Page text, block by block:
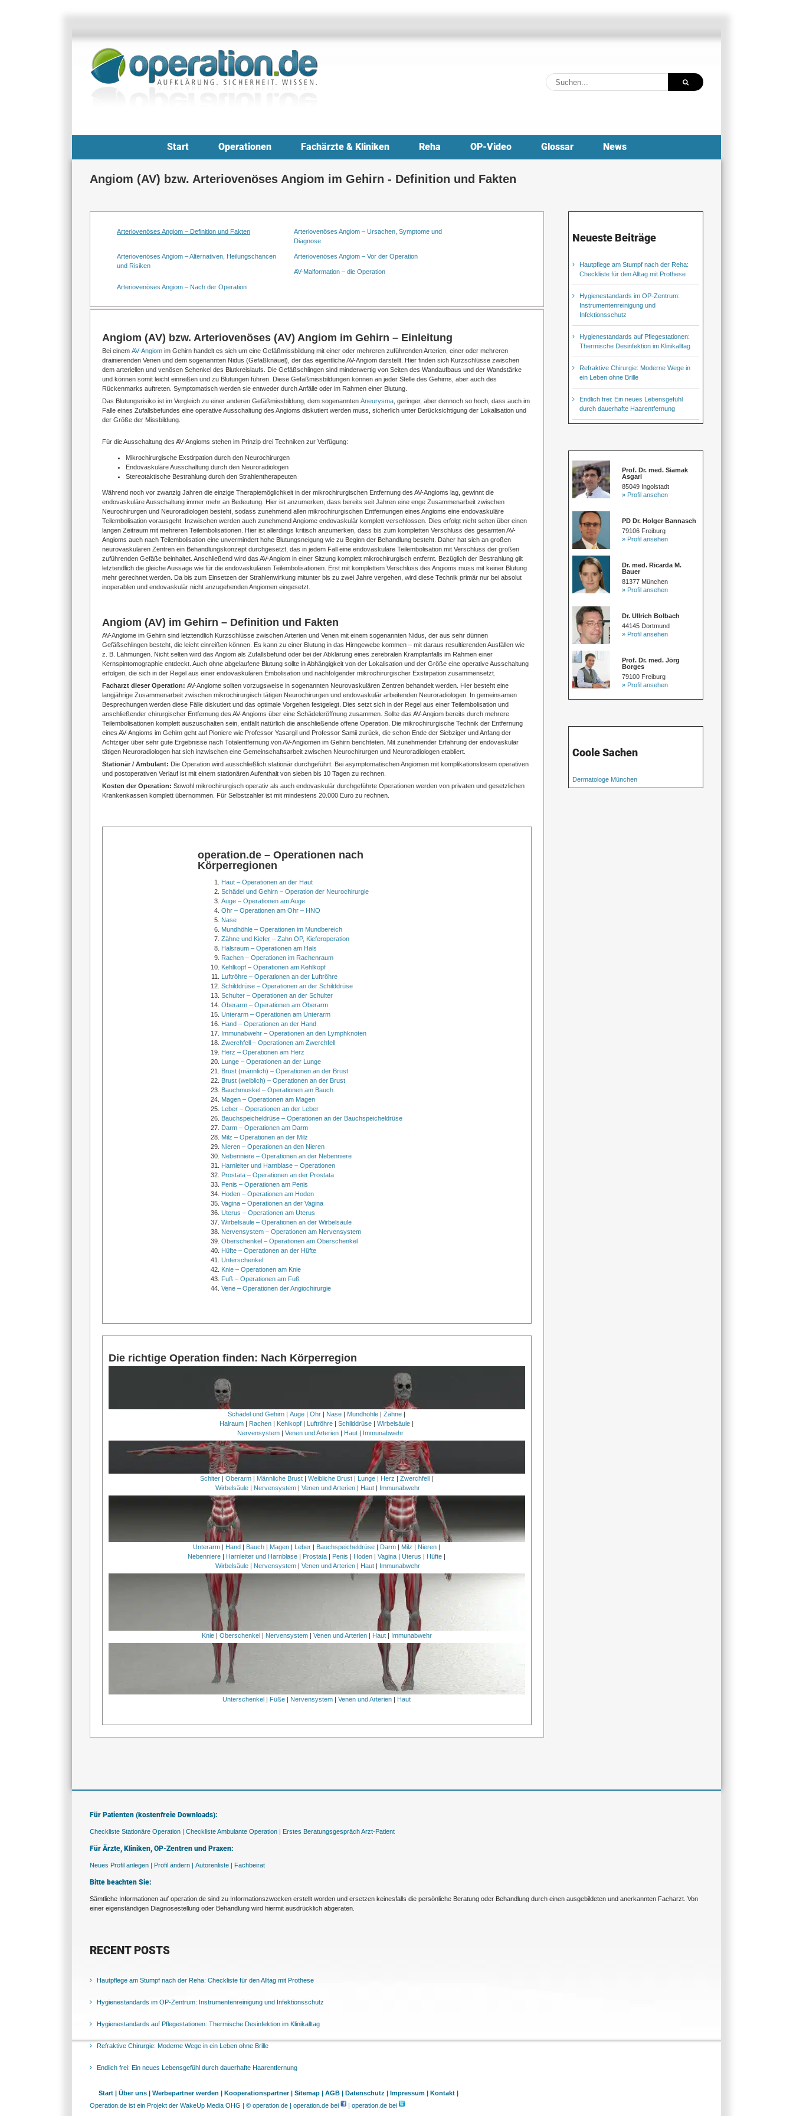
Suche
nach:
Start Operationen Fachärzte & Kliniken Reha OP-Video Glossar News
Angiom (AV) bzw. Arteriovenöses Angiom im Gehirn - Definition und Fakten
Arteriovenöses Angiom – Definition und Fakten
Arteriovenöses Angiom – Ursachen, Symptome und
Diagnose
Arteriovenöses Angiom – Alternativen, Heilungschancen
und Risiken
Arteriovenöses Angiom – Vor der Operation
AV-Malformation – die Operation
Arteriovenöses Angiom – Nach der Operation
Angiom (AV) bzw. Arteriovenöses (AV) Angiom im Gehirn – Einleitung
Bei einem AV-Angiomim Gehirn handelt es sich um eine Gefäßmissbildung mit einer oder mehreren zuführenden Arterien, einer oder mehreren
drainierenden Venen und dem sogenannten Nidus (Gefäßknäuel), der das eigentliche AV-Angiom darstellt. Hier finden sich Kurzschlüsse zwischen
dem arteriellen und venösen Schenkel des Blutkreislaufs. Die Gefäßschlingen sind minderwertig von Seiten des Wandaufbaus und der Wandstärke
und können somit leicht einreißen und zu Blutungen führen. Diese Gefäßmissbildungen können an jeder Stelle des Gehirns, aber auch des
Rückenmarks auftreten. Symptomatisch werden sie entweder durch Anfälle oder im Rahmen einer Blutung.
Das Blutungsrisiko ist im Vergleich zu einer anderen Gefäßmissbildung, dem sogenannten Aneurysma, geringer, aber dennoch so hoch, dass auch im
Falle eines Zufallsbefundes eine operative Ausschaltung des Angioms diskutiert werden muss, sicherlich unter Berücksichtigung der Lokalisation und
der Größe der Missbildung.
Für die Ausschaltung des AV-Angioms stehen im Prinzip drei Techniken zur Verfügung:
Mikrochirurgische Exstirpation durch den Neurochirurgen
Endovaskuläre Ausschaltung durch den Neuroradiologen
Stereotaktische Bestrahlung durch den Strahlentherapeuten
Während noch vor zwanzig Jahren die einzige Therapiemöglichkeit in der mikrochirurgischen Entfernung des AV-Angioms lag, gewinnt die
endovaskuläre Ausschaltung immer mehr an Bedeutung. Hier ist anzumerken, dass bereits seit Jahren eine enge Zusammenarbeit zwischen
Neurochirurgen und Neuroradiologen besteht, sodass zunehmend allen mikrochirurgischen Entfernungen eines Angioms eine endovaskuläre
Teilembolisation vorausgeht. Inzwischen werden auch zunehmend Angiome endovaskulär komplett verschlossen. Dies erfolgt nicht selten über einen
langen Zeitraum mit mehreren Teilembolisationen. Hier ist allerdings kritisch anzumerken, dass bis zum kompletten Verschluss des gesamten AV-
Angioms auch nach Teilembolisation eine unvermindert hohe Blutungsneigung wie zu Beginn der Behandlung besteht. Daher hat sich an großen
neurovaskulären Zentren ein Behandlungskonzept durchgesetzt, das in jedem Fall eine endovaskuläre Teilembolisation mit Verschluss der großen
zuführenden Gefäße beinhaltet. Anschließend wird das AV-Angiom in einer Sitzung komplett mikrochirurgisch entfernt. Bezüglich der Bestrahlung gilt
letztendlich die gleiche Aussage wie für die endovaskulären Teilembolisationen. Erst mit komplettem Verschluss des Angioms muss mit keiner Blutung
mehr gerechnet werden. Da bis zum Einsetzen der Strahlenwirkung mitunter bis zu zwei Jahre vergehen, wird diese Technik primär nur bei absolut
inoperablen und endovaskulär nicht anzugehenden Angiomen eingesetzt.
Angiom (AV) im Gehirn – Definition und Fakten
AV-Angiome im Gehirn sind letztendlich Kurzschlüsse zwischen Arterien und Venen mit einem sogenannten Nidus, der aus sehr dünnen
Gefäßschlingen besteht, die leicht einreißen können. Es kann zu einer Blutung in das Hirngewebe kommen – mit daraus resultierenden Ausfällen wie
z. B. Lähmungen. Nicht selten wird das Angiom als Zufallsbefund oder bei der Abklärung eines zerebralen Krampfanfalls im Rahmen einer
Kernspintomographie entdeckt. Auch ohne abgelaufene Blutung sollte in Abhängigkeit von der Lokalisation und der Größe eine operative Ausschaltung
erfolgen, die sich in der Regel aus einer endovaskulären Embolisation und nachfolgender mikrochirurgischer Exstirpation zusammensetzt.
Facharzt dieser Operation: AV-Angiome sollten vorzugsweise in sogenannten Neurovaskulären Zentren behandelt werden. Hier besteht eine
langjährige Zusammenarbeit zwischen mikrochirurgisch tätigen Neurochirurgen und endovaskulär arbeitenden Neuroradiologen. In gemeinsamen
Besprechungen werden diese Fälle diskutiert und das optimale Vorgehen festgelegt. Dies setzt sich in der Regel aus einer Teilembolisation und
anschließender chirurgischer Entfernung des AV-Angioms über eine Schädeleröffnung zusammen. Sollte das AV-Angiom bereits durch mehrere
Teilembolisationen komplett auszuschalten sein, entfällt natürlich die anschließende offene Operation. Die mikrochirurgische Technik der Entfernung
eines AV-Angioms im Gehirn geht auf Pioniere wie Professor Yasargil und Professor Samii zurück, die schon Ende der Siebziger und Anfang der
Achtziger über sehr gute Ergebnisse nach Totalentfernung von AV-Angiomen im Gehirn berichteten. Mit zunehmender Erfahrung der endovaskulär
tätigen Neuroradiologen hat sich inzwischen eine Gemeinschaftsarbeit zwischen Neurochirurgen und Neuroradiologen etabliert.
Stationär / Ambulant: Die Operation wird ausschließlich stationär durchgeführt. Bei asymptomatischen Angiomen mit komplikationslosem operativen
und postoperativen Verlauf ist mit einem stationären Aufenthalt von sieben bis 10 Tagen zu rechnen.
Kosten der Operation: Sowohl mikrochirurgisch operativ als auch endovaskulär durchgeführte Operationen werden von privaten und gesetzlichen
Krankenkassen komplett übernommen. Für Selbstzahler ist mit mindestens 20.000 Euro zu rechnen.
operation.de – Operationen nach
Körperregionen
Haut – Operationen an der Haut
Schädel und Gehirn – Operation der Neurochirurgie
Auge – Operationen am Auge
Ohr – Operationen am Ohr – HNO
Nase
Mundhöhle – Operationen im Mundbereich
Zähne und Kiefer – Zahn OP, Kieferoperation
Halsraum – Operationen am Hals
Rachen – Operationen im Rachenraum
Kehlkopf – Operationen am Kehlkopf
Luftröhre – Operationen an der Luftröhre
Schilddrüse – Operationen an der Schilddrüse
Schulter – Operationen an der Schulter
Oberarm – Operationen am Oberarm
Unterarm – Operationen am Unterarm
Hand – Operationen an der Hand
Immunabwehr – Operationen an den Lymphknoten
Zwerchfell – Operationen am Zwerchfell
Herz – Operationen am Herz
Lunge – Operationen an der Lunge
Brust (männlich) – Operationen an der Brust
Brust (weiblich) – Operationen an der Brust
Bauchmuskel – Operationen am Bauch
Magen – Operationen am Magen
Leber – Operationen an der Leber
Bauchspeicheldrüse – Operationen an der Bauchspeicheldrüse
Darm – Operationen am Darm
Milz – Operationen an der Milz
Nieren – Operationen an den Nieren
Nebenniere – Operationen an der Nebenniere
Harnleiter und Harnblase – Operationen
Prostata – Operationen an der Prostata
Penis – Operationen am Penis
Hoden – Operationen am Hoden
Vagina – Operationen an der Vagina
Uterus – Operationen am Uterus
Wirbelsäule – Operationen an der Wirbelsäule
Nervensystem – Operationen am Nervensystem
Oberschenkel – Operationen am Oberschenkel
Hüfte – Operationen an der Hüfte
Unterschenkel
Knie – Operationen am Knie
Fuß – Operationen am Fuß
Vene – Operationen der Angiochirurgie
Die richtige Operation finden: Nach Körperregion
Schädel und Gehirn |Auge |Ohr Nase Mundhöhle |Zähne
Halraum
Rachen Kehlkopf Luftröhre |Schilddrüse |Wirbelsäule
Nervensystem| Venen und Arterien| Haut| Immunabwehr
Schlter |Oberarm | Männliche Brust |Weibliche Brust | Lunge | Herz |Zwerchfell |
Wirbelsäule| Nervensystem| Venen und Arterien| Haut| Immunabwehr
Unterarm | Hand | Bauch | Magen | Leber | Bauchspeicheldrüse | Darm | Milz | Nieren |
Nebenniere | Harnleiter und Harnblase | Prostata | Penis | Hoden |Vagina |Uterus | Hüfte |
Wirbelsäule| Nervensystem| Venen und Arterien| Haut| Immunabwehr
Knie| Oberschenkel| Nervensystem| Venen und Arterien| Haut| Immunabwehr
Unterschenkel Füße Nervensystem |Venen und Arterien Haut
Neueste Beiträge
Hautpflege am Stumpf nach der Reha:
Checkliste für den Alltag mit Prothese
Hygienestandards im OP-Zentrum:
Instrumentenreinigung und
Infektionsschutz
Hygienestandards auf Pflegestationen:
Thermische Desinfektion im Klinikalltag
Refraktive Chirurgie: Moderne Wege in
ein Leben ohne Brille
Endlich frei: Ein neues Lebensgefühl
durch dauerhafte Haarentfernung
Prof. Dr. med. Siamak
Asgari
85049 Ingolstadt
» Profil ansehen
PD Dr. Holger Bannasch
79106 Freiburg
» Profil ansehen
Dr. med. Ricarda M.
Bauer
81377 München
» Profil ansehen
Dr. Ullrich Bolbach
44145 Dortmund
» Profil ansehen
Prof. Dr. med. Jörg
Borges
79100 Freiburg
» Profil ansehen
Coole Sachen
Dermatologe München
Für Patienten (kostenfreie Downloads):
Checkliste Stationäre Operation | Checkliste Ambulante Operation | Erstes Beratungsgespräch Arzt-Patient
Für Ärzte, Kliniken, OP-Zentren und Praxen:
Neues Profil anlegen | Profil ändern | Autorenliste | Fachbeirat
Bitte beachten Sie:
Sämtliche Informationen auf operation.de sind zu Informationszwecken erstellt worden und ersetzen keinesfalls die persönliche Beratung oder Behandlung durch einen ausgebildeten und anerkannten Facharzt. Von
einer eigenständigen Diagnosestellung oder Behandlung wird hiermit ausdrücklich abgeraten.
RECENT POSTS
Hautpflege am Stumpf nach der Reha: Checkliste für den Alltag mit Prothese
Hygienestandards im OP-Zentrum: Instrumentenreinigung und Infektionsschutz
Hygienestandards auf Pflegestationen: Thermische Desinfektion im Klinikalltag
Refraktive Chirurgie: Moderne Wege in ein Leben ohne Brille
Endlich frei: Ein neues Lebensgefühl durch dauerhafte Haarentfernung
Start | Über uns | Werbepartner werden | Kooperationspartner | Sitemap | AGB | Datenschutz | Impressum |
Kontakt |
Operation.de ist ein Projekt der WakeUp Media OHG | © operation.de | operation.de bei
| operation.de bei